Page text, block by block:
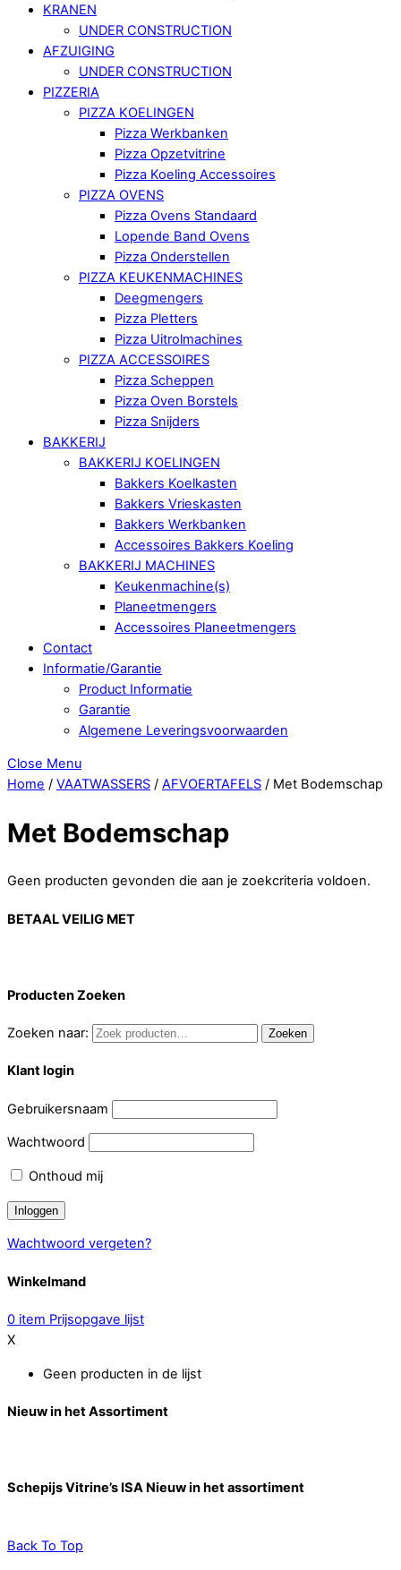
KRANEN
UNDER CONSTRUCTION
AFZUIGING
UNDER CONSTRUCTION
PIZZERIA
PIZZA KOELINGEN
Pizza Werkbanken
Pizza Opzetvitrine
Pizza Koeling Accessoires
PIZZA OVENS
Pizza Ovens Standaard
Lopende Band Ovens
Pizza Onderstellen
PIZZA KEUKENMACHINES
Deegmengers
Pizza Pletters
Pizza Uitrolmachines
PIZZA ACCESSOIRES
Pizza Scheppen
Pizza Oven Borstels
Pizza Snijders
BAKKERIJ
BAKKERIJ KOELINGEN
Bakkers Koelkasten
Bakkers Vrieskasten
Bakkers Werkbanken
Accessoires Bakkers Koeling
BAKKERIJ MACHINES
Keukenmachine(s)
Planeetmengers
Accessoires Planeetmengers
Contact
Informatie/Garantie
Product Informatie
Garantie
Algemene Leveringsvoorwaarden
Close Menu
Home / VAATWASSERS / AFVOERTAFELS / Met Bodemschap
Met Bodemschap
Geen producten gevonden die aan je zoekcriteria voldoen.
BETAAL VEILIG MET
Producten Zoeken
Zoeken naar: Zoeken
Klant login
Gebruikersnaam
Wachtwoord
Onthoud mij
Wachtwoord vergeten?
Winkelmand
0 item Prijsopgave lijst
X
Geen producten in de lijst
Nieuw in het Assortiment
Schepijs Vitrine’s ISA Nieuw in het assortiment
Back To Top